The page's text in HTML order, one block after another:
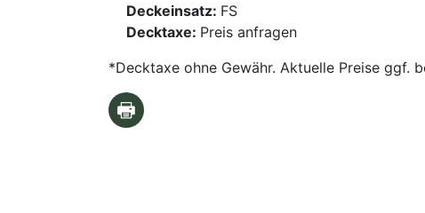
Deckeinsatz: FS
Decktaxe: Preis anfragen
*Decktaxe ohne Gewähr. Aktuelle Preise ggf.